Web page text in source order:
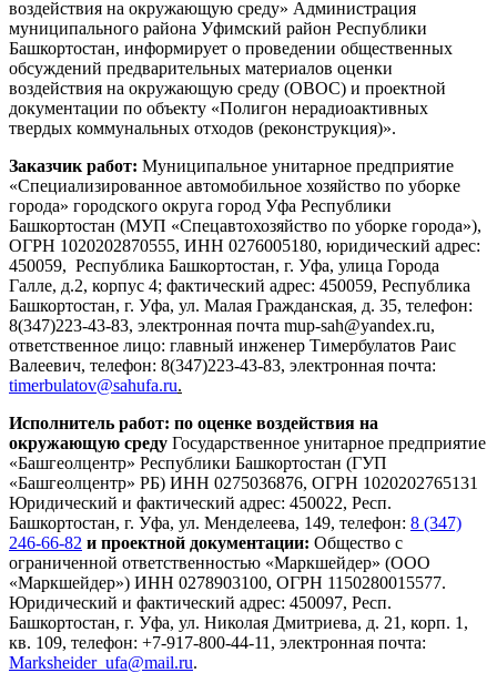
воздействия на окружающую среду» Администрация
муниципального района Уфимский район Республики
Башкортостан, информирует о проведении общественных
обсуждений предварительных материалов оценки
воздействия на окружающую среду (ОВОС) и проектной
документации по объекту «Полигон нерадиоактивных
твердых коммунальных отходов (реконструкция)».
Заказчик работ: Муниципальное унитарное предприятие
«Специализированное автомобильное хозяйство по уборке
города» городского округа город Уфа Республики
Башкортостан (МУП «Спецавтохозяйство по уборке города»),
ОГРН 1020202870555, ИНН 0276005180, юридический адрес:
450059, Республика Башкортостан, г. Уфа, улица Города
Галле, д.2, корпус 4; фактический адрес: 450059, Республика
Башкортостан, г. Уфа, ул. Малая Гражданская, д. 35, телефон:
8(347)223-43-83, электронная почта mup-sah@yandex.ru,
ответственное лицо: главный инженер Тимербулатов Раис
Валеевич, телефон: 8(347)223-43-83, электронная почта:
timerbulatov@sahufa.ru.
Исполнитель работ: по оценке воздействия на
окружающую среду Государственное унитарное предприятие
«Башгеолцентр» Республики Башкортостан (ГУП
«Башгеолцентр» РБ) ИНН 0275036876, ОГРН 1020202765131
Юридический и фактический адрес: 450022, Респ.
Башкортостан, г. Уфа, ул. Менделеева, 149, телефон: 8 (347)
246-66-82 и проектной документации: Общество с
ограниченной ответственностью «Маркшейдер» (ООО
«Маркшейдер») ИНН 0278903100, ОГРН 1150280015577.
Юридический и фактический адрес: 450097, Респ.
Башкортостан, г. Уфа, ул. Николая Дмитриева, д. 21, корп. 1,
кв. 109, телефон: +7-917-800-44-11, электронная почта:
Marksheider_ufa@mail.ru.